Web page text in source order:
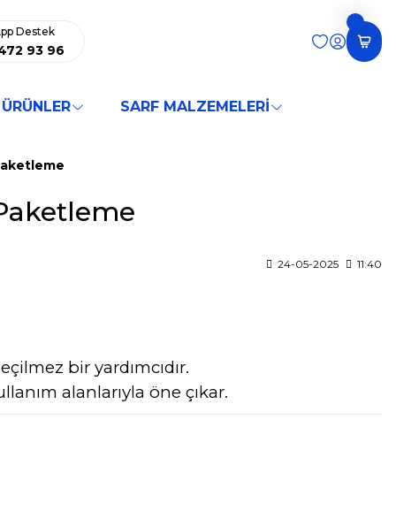
Destek
93 96
SARF MALZEMELERİ
24-05-2025 11:40
bir yardımcıdır.
alanlarıyla öne çıkar.